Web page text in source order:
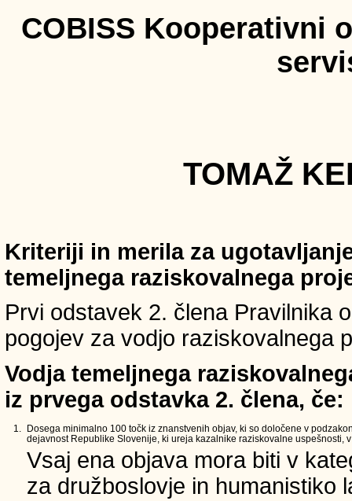
COBISS Kooperativni
TOMAŽ
Kriteriji in merila za
temeljnega raziskovalnega
Prvi odstavek 2. člena Pravilnika
pogojev za vodjo raziskovalnega
Vodja temeljnega
iz prvega odstavka 2. člena, če:
1.
Dosega minimalno 100 točk iz znanstvenih objav, ki so določene v
dejavnost Republike Slovenije, ki ureja kazalnike raziskovalne uspešnosti,
Vsaj ena objava mora biti v
za družboslovje in humanistiko